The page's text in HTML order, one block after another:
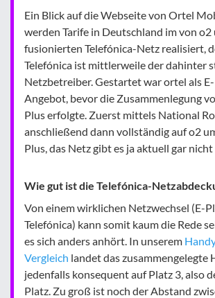
Ein Blick auf die Webseite von Ortel
werden Tarife in Deutschland im von o2
fusionierten Telefónica-Netz realisiert,
Telefónica ist mittlerweile der dahinter
Netzbetreiber. Gestartet war ortel als
Angebot, bevor die Zusammenlegung
Plus erfolgte. Zuerst mittels National
anschließend dann vollständig auf o2
Plus, das Netz gibt es ja aktuell gar nicht
Wie gut ist die Telefónica-
Von einem wirklichen Netzwechsel (E-
Telefónica) kann somit kaum die Rede
es sich anders anhört. In unserem
Vergleich landet das zusammengelegte
jedenfalls konsequent auf Platz 3, also
Platz. Zu groß ist noch der Abstand